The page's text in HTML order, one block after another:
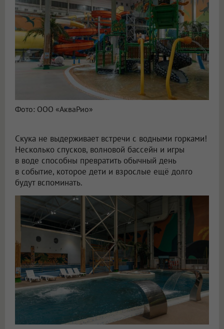
Фото: ООО «АкваРио»
Скука не выдерживает встречи с водными горками!
Несколько спусков, волновой бассейн и игры
в воде способны превратить обычный день
в событие, которое дети и взрослые ещё долго
будут вспоминать.